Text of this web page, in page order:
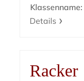
Klassenname:
Details
Racker